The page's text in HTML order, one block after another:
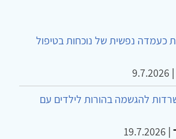
כעמדה נפשית של נוכחות בטיפול
|
9.7.2026
להגשמה בהורות לילדים עם
|
19.7.2026